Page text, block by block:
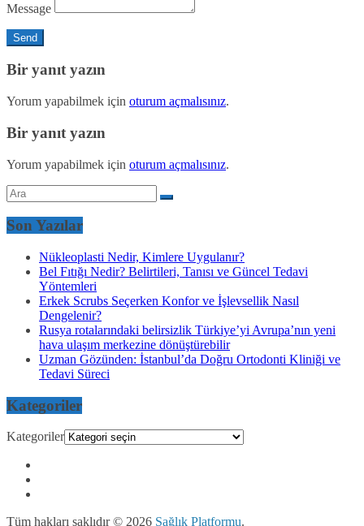
Message
Bir yanıt yazın
Yorum yapabilmek için oturum açmalısınız.
Bir yanıt yazın
Yorum yapabilmek için oturum açmalısınız.
Son Yazılar
Nükleoplasti Nedir, Kimlere Uygulanır?
Bel Fıtığı Nedir? Belirtileri, Tanısı ve Güncel Tedavi
Yöntemleri
Erkek Scrubs Seçerken Konfor ve İşlevsellik Nasıl
Dengelenir?
Rusya rotalarındaki belirsizlik Türkiye’yi Avrupa’nın yeni
hava ulaşım merkezine dönüştürebilir
Uzman Gözünden: İstanbul’da Doğru Ortodonti Kliniği ve
Tedavi Süreci
Kategoriler
Kategoriler
Tüm hakları saklıdır © 2026 Sağlık Platformu.